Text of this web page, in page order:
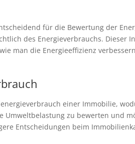
für die Bewertung der
des Energieverbrauchs. Dieser
man die Energieeffizienz
einer Immobilie,
zu bewerten und
Entscheidungen beim